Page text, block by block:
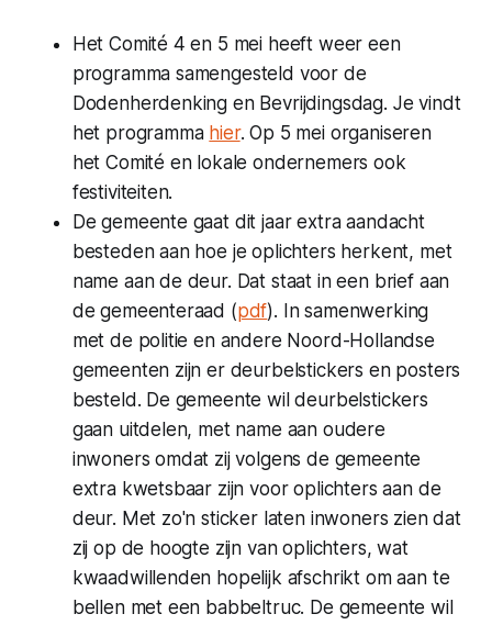
Het Comité 4 en 5 mei heeft weer een
programma samengesteld voor de
Dodenherdenking en Bevrijdingsdag. Je vindt
het programma hier. Op 5 mei organiseren
het Comité en lokale ondernemers ook
festiviteiten.
De gemeente gaat dit jaar extra aandacht
besteden aan hoe je oplichters herkent, met
name aan de deur. Dat staat in een brief aan
de gemeenteraad (pdf). In samenwerking
met de politie en andere Noord-Hollandse
gemeenten zijn er deurbelstickers en posters
besteld. De gemeente wil deurbelstickers
gaan uitdelen, met name aan oudere
inwoners omdat zij volgens de gemeente
extra kwetsbaar zijn voor oplichters aan de
deur. Met zo'n sticker laten inwoners zien dat
zij op de hoogte zijn van oplichters, wat
kwaadwillenden hopelijk afschrikt om aan te
bellen met een babbeltruc. De gemeente wil